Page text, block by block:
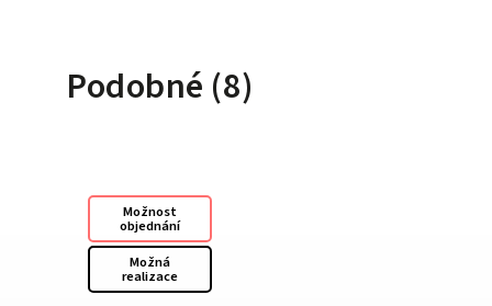
Podobné (8)
Možnost
objednání
Možná
realizace